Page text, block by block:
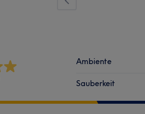
Ambiente
Sauberkeit